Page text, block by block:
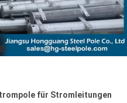
für Stromleitungen